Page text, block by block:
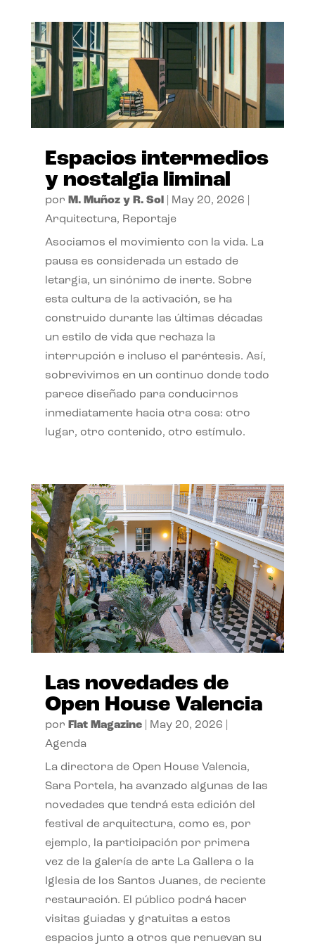
Espacios intermedios
y nostalgia liminal
por M. Muñoz y R. Sol May 20, 2026
Arquitectura, Reportaje
Asociamos el movimiento con la vida. La
pausa es considerada un estado de
letargia, un sinónimo de inerte. Sobre
esta cultura de la activación, se ha
construido durante las últimas décadas
un estilo de vida que rechaza la
interrupción e incluso el paréntesis. Así,
sobrevivimos en un continuo donde todo
parece diseñado para conducirnos
inmediatamente hacia otra cosa: otro
lugar, otro contenido, otro estímulo.
Las novedades de
Open House Valencia
por Flat Magazine| May 20, 2026
Agenda
La directora de Open House Valencia,
Sara Portela, ha avanzado algunas de las
novedades que tendrá esta edición del
festival de arquitectura, como es, por
ejemplo, la participación por primera
vez de la galería de arte La Gallera o la
Iglesia de los Santos Juanes, de reciente
restauración. El público podrá hacer
visitas guiadas y gratuitas a estos
espacios junto a otros que renuevan su